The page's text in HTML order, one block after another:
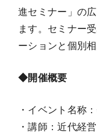
進セミナー」の
ます。セミナー
ーションと個別
◆開催概要
・イベント名称
・講師：近代経